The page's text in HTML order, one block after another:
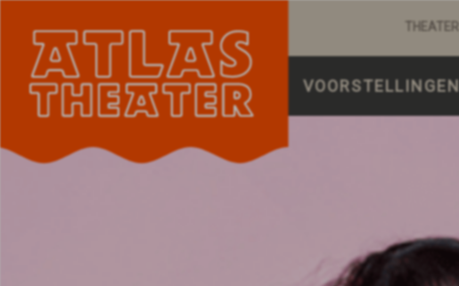
THEATER
VOORSTELLINGEN